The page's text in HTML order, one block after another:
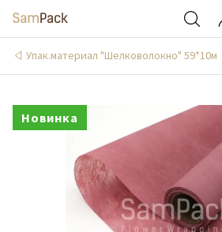
Упак.материал "Шелковолокно" 59*10м
Новинка